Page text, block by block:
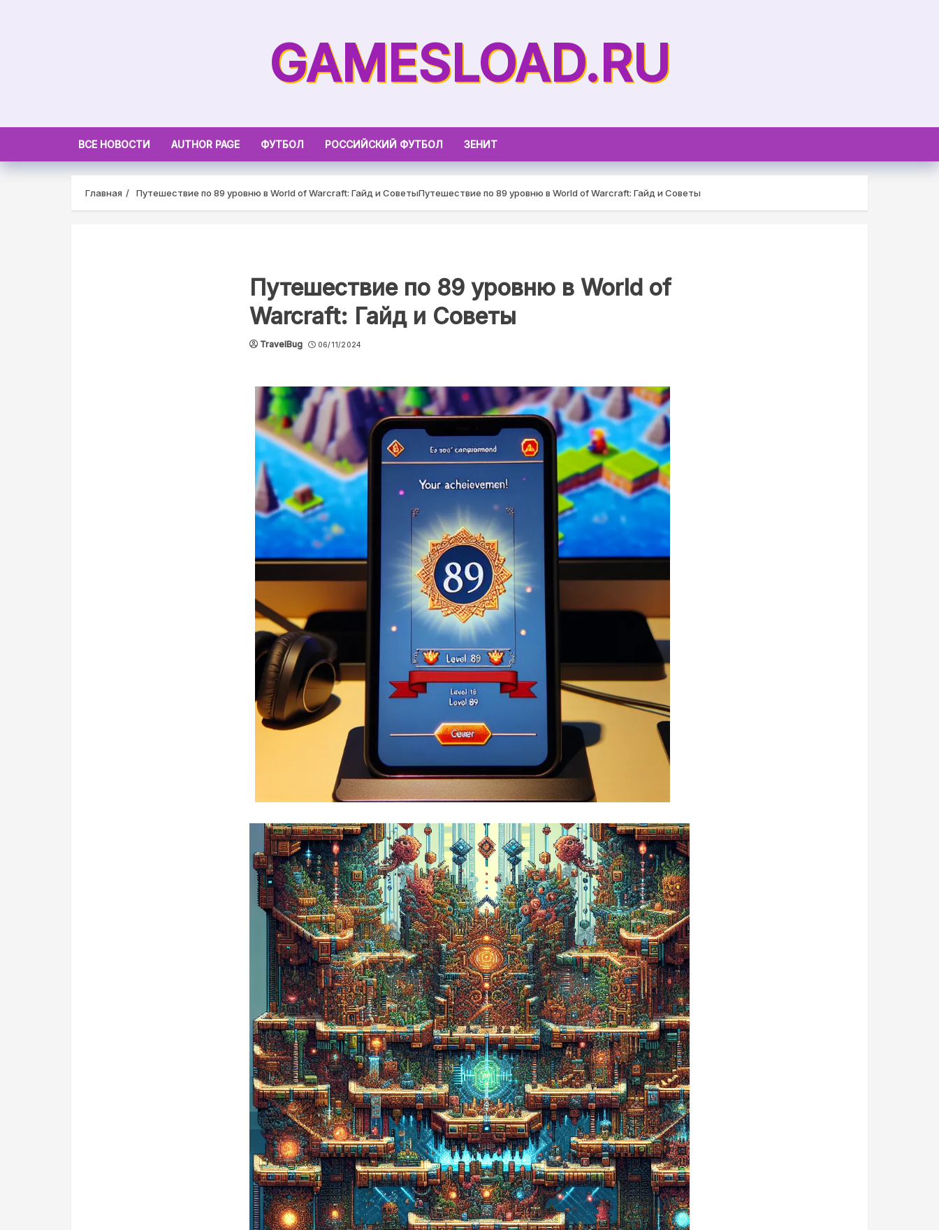
GAMESLOAD.RU
ВСЕ НОВОСТИ AUTHOR PAGE ФУТБОЛ РОССИЙСКИЙ ФУТБОЛ ЗЕНИТ
Главная Путешествие по 89 уровню в World of Warcraft: Гайд и СоветыПутешествие по 89 уровню в World of Warcraft: Гайд и Советы
Путешествие по 89 уровню в World of
Warcraft: Гайд и Советы
TravelBug 06/11/2024